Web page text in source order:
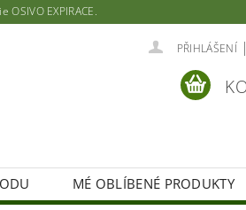
EXPIRACE.
PŘIHLÁŠENÍ |
MÉ OBLÍBENÉ PRODUKTY